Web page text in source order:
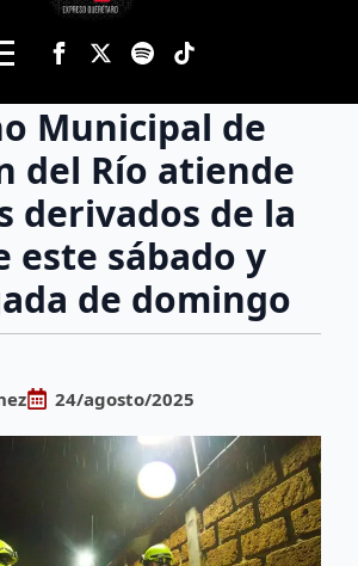
Municipal de
del Río atiende
derivados de la
este sábado y
de domingo